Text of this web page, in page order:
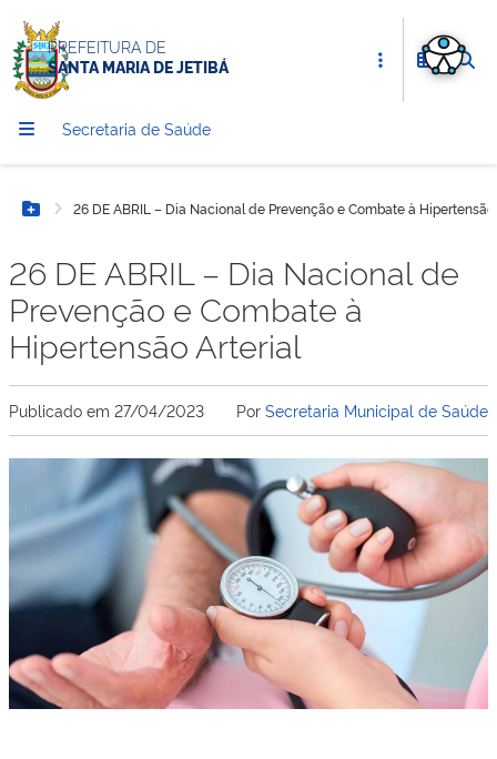
PREFEITURA DE
SANTA MARIA DE JETIBÁ
Secretaria de Saúde
Botão Menu
26 DE ABRIL – Dia Nacional de Prevenção e Combate à
26 DE ABRIL – Dia Nacional de
Prevenção e Combate à
Hipertensão Arterial
Publicado em 27/04/2023 Por Secretaria Municipal de Saúde